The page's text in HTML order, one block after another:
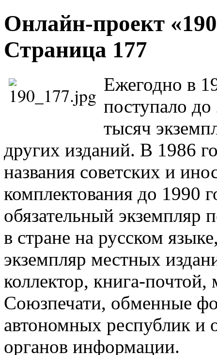
Онлайн-проект
Страница 177
Ежегодно в
поступало
тысяч
других изданий. В 1986
названия советских и
комплектования до 1990
обязательный
в стране на русском
экземпляр местных
коллектор, книга-
Союзпечати, обменные
автономных республик и
органов информации.